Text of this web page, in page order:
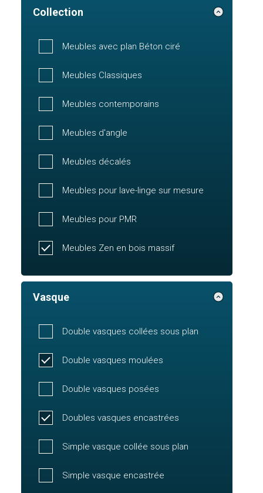
Collection
Meubles avec plan Béton ciré
Meubles Classiques
Meubles contemporains
Meubles d'angle
Meubles décalés
Meubles pour lave-linge sur mesure
Meubles pour PMR
Meubles Zen en bois massif
Vasque
Double vasques collées sous plan
Double vasques moulées
Double vasques posées
Doubles vasques encastrées
Simple vasque collée sous plan
Simple vasque encastrée